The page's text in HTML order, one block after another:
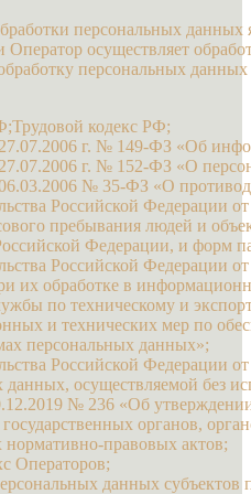
персональных данных
Оператор осуществляет
персональных
кодекс РФ;
27.07.2006 г. № 149-ФЗ «Об
27.07.2006 г. № 152-ФЗ «О
№ 35-ФЗ «О
Российской Федерации
пребывания людей и
Федерации, и форм
Российской Федерации
их обработке в
по техническому и
и технических мер по
персональных данных»;
Российской Федерации
осуществляемой без
№ 236 «Об
государственных органов,
правовых актов;
Операторов;
данных